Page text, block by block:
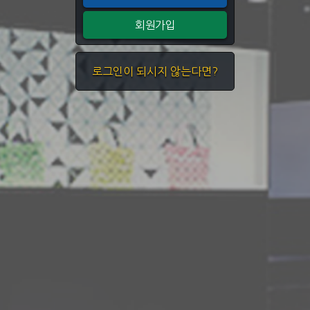
회원가입
로그인이 되시지 않는다면?